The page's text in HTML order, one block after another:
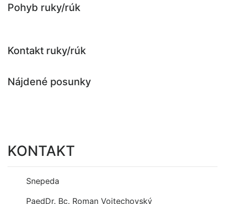
Pohyb ruky/rúk
Kontakt ruky/rúk
Nájdené posunky
KONTAKT
Snepeda
PaedDr. Bc. Roman Vojtechovský